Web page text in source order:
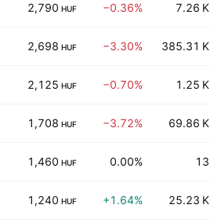
2,790 HUF −0.36% 7.26 K
2,698 HUF −3.30% 385.31 K
2,125 HUF −0.70% 1.25 K
1,708 HUF −3.72% 69.86 K
1,460 HUF 0.00% 13
1,240 HUF +1.64% 25.23 K